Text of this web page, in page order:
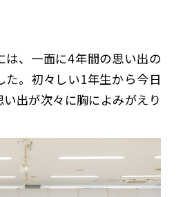
は、一面に4年間の思い出の
た。初々しい1年生から今日
出が次々に胸によみがえり